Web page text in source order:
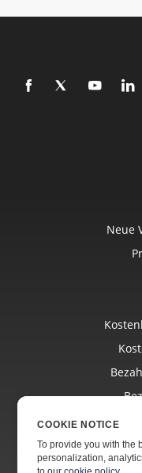
Neue
COOKIE NOTICE
To provide you with the
personalization,